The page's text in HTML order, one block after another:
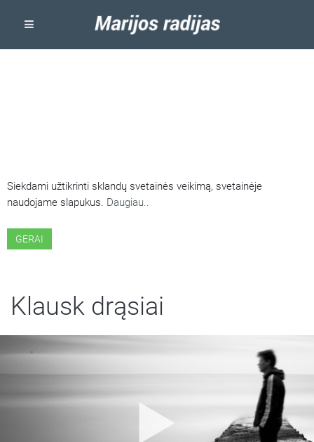
Siekdami užtikrinti sklandų svetainės veikimą, svetainėje
naudojame slapukus. Daugiau..
GERAI
Klausk drąsiai